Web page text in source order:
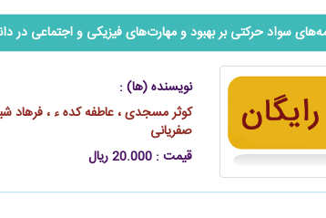
سواد حرکتی بر بهبود و مهارت‌‌‌های فیزیکی و اجتماعی در
نویسنده (ها) :
کوثر مسجدی ، عاطفه کده ء ، فرهاد
صفریانی
قیمت : 20.000 ریال